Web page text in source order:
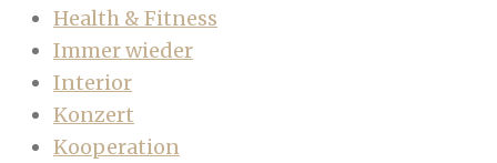
Health & Fitness
Immer wieder
Interior
Konzert
Kooperation